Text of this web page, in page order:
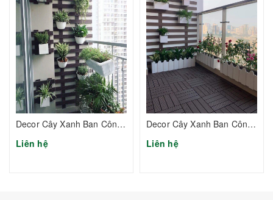
Decor Cây Xanh Ban Công Đẹp Giá Rẻ-Set 2
Liên hệ
Decor Cây Xanh Ban Công Đẹp Giá Rẻ-Set 4
Liên hệ